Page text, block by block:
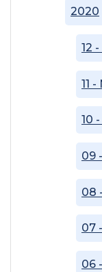
2020
06
07
08
09
10
11
12